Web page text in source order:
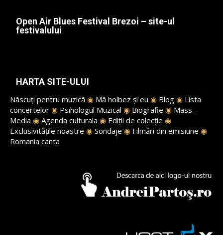
Open Air Blues Festival Brezoi – site-ul
festivalului
HARTA SITE-ULUI
Născuți pentru muzică ◉ Mă holbez și eu ◉ Blog ◉ Lista
concertelor ◉ Psihologul Muzical ◉ Biografie ◉ Mass –
Media ◉ Agenda culturala ◉ Ediții de colecție ◉
Exclusivitățile noastre ◉ Sondaje ◉ Filmări din emisiune ◉
Romania canta